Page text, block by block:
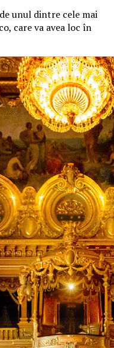
unul dintre cele mai
care va avea loc în